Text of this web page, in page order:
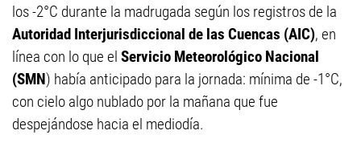
los -2°C durante la madrugada según los registros de la
Autoridad Interjurisdiccional de las Cuencas (AIC), en
línea con lo que el Servicio Meteorológico Nacional
(SMN) había anticipado para la jornada: mínima de -1°C,
con cielo algo nublado por la mañana que fue
despejándose hacia el mediodía.